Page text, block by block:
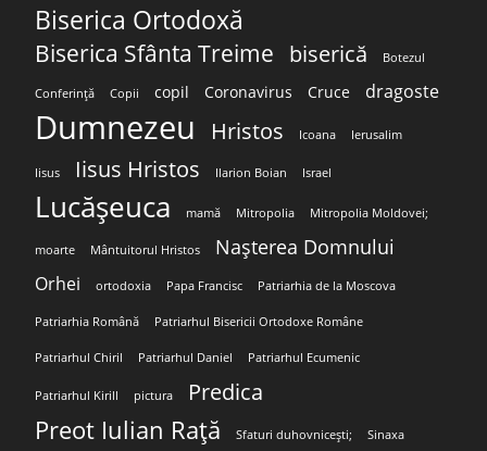
Biserica Ortodoxă
Biserica Sfânta Treime biserică Botezul
Conferință Copii copil Coronavirus Cruce dragoste
Dumnezeu Hristos Icoana Ierusalim
Iisus Iisus Hristos Ilarion Boian Israel
Lucășeuca mamă Mitropolia Mitropolia Moldovei;
moarte Mântuitorul Hristos Nașterea Domnului
Orhei ortodoxia Papa Francisc Patriarhia de la Moscova
Patriarhia Română Patriarhul Bisericii Ortodoxe Române
Patriarhul Chiril Patriarhul Daniel Patriarhul Ecumenic
Patriarhul Kirill pictura Predica
Preot Iulian Rață Sfaturi duhovnicești; Sinaxa